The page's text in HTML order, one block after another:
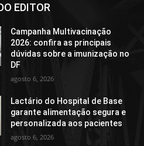
EDITOR
Campanha Multivacinação
2026: confira as principais
dúvidas sobre a imunização no
DF
agosto 6, 2026
Lactário do Hospital de Base
garante alimentação segura e
personalizada aos pacientes
agosto 6, 2026